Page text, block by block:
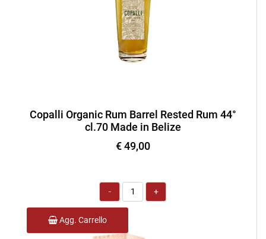
Copalli Organic Rum Barrel Rested Rum 44°
cl.70 Made in Belize
€ 49,00
Quantità
Agg. Carrello